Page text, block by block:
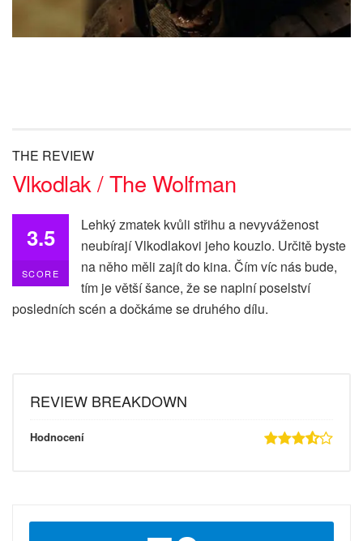
THE REVIEW
Vlkodlak / The Wolfman
3.5
SCORE
Lehký zmatek kvůli střihu a nevyváženost
neubírají Vlkodlakovi jeho kouzlo. Určitě byste
na něho měli zajít do kina. Čím víc nás bude,
tím je větší šance, že se naplní poselství
posledních scén a dočkáme se druhého dílu.
REVIEW BREAKDOWN
Hodnocení